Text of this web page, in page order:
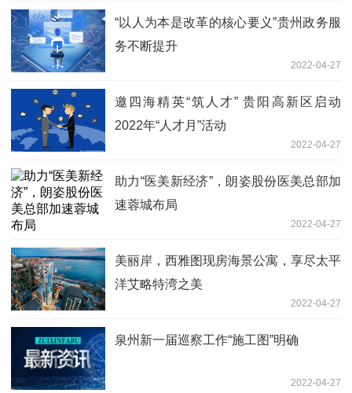
“以人为本是改革的核心要义”贵州政务服
务不断提升
2022-04-27
邀四海精英“筑人才” 贵阳高新区启动
2022年“人才月”活动
2022-04-27
助力“医美新经济”，朗姿股份医美总部加
速蓉城布局
2022-04-27
美丽岸，西雅图现房海景公寓，享尽太平
洋艾略特湾之美
2022-04-27
泉州新一届巡察工作“施工图”明确
2022-04-27